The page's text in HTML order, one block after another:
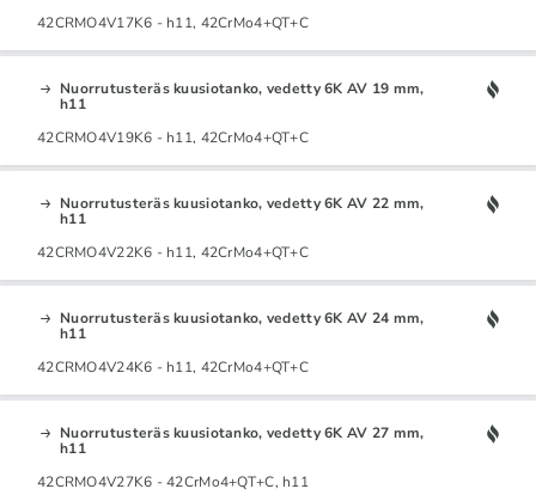
42CRMO4V17K6 - h11, 42CrMo4+QT+C
Nuorrutusteräs kuusiotanko, vedetty 6K AV 19 mm,
h11
42CRMO4V19K6 - h11, 42CrMo4+QT+C
Nuorrutusteräs kuusiotanko, vedetty 6K AV 22 mm,
h11
42CRMO4V22K6 - h11, 42CrMo4+QT+C
Nuorrutusteräs kuusiotanko, vedetty 6K AV 24 mm,
h11
42CRMO4V24K6 - h11, 42CrMo4+QT+C
Nuorrutusteräs kuusiotanko, vedetty 6K AV 27 mm,
h11
42CRMO4V27K6 - 42CrMo4+QT+C, h11